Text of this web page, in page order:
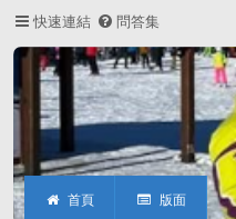
快速連結 問答集
首頁 版面